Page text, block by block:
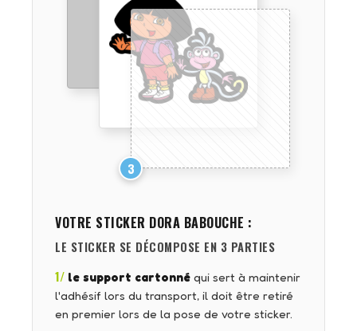
3
VOTRE STICKER DORA BABOUCHE :
LE STICKER SE DÉCOMPOSE EN 3 PARTIES
1/ le support cartonné qui sert à maintenir
l'adhésif lors du transport, il doit être retiré
en premier lors de la pose de votre sticker.